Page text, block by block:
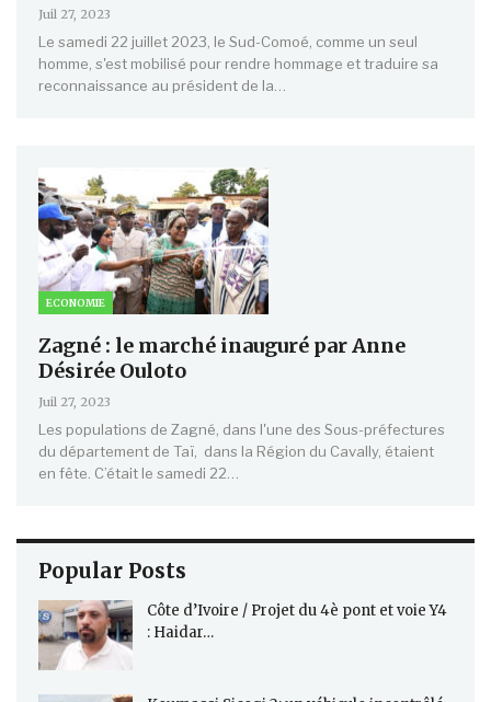
Juil 27, 2023
Le samedi 22 juillet 2023, le Sud-Comoé, comme un seul
homme, s'est mobilisé pour rendre hommage et traduire sa
reconnaissance au président de la…
ECONOMIE
Zagné : le marché inauguré par Anne
Désirée Ouloto
Juil 27, 2023
Les populations de Zagné, dans l'une des Sous-préfectures
du département de Taï, dans la Région du Cavally, étaient
en fête. C’était le samedi 22…
Popular Posts
Côte d’Ivoire / Projet du 4è pont et voie Y4
: Haidar…